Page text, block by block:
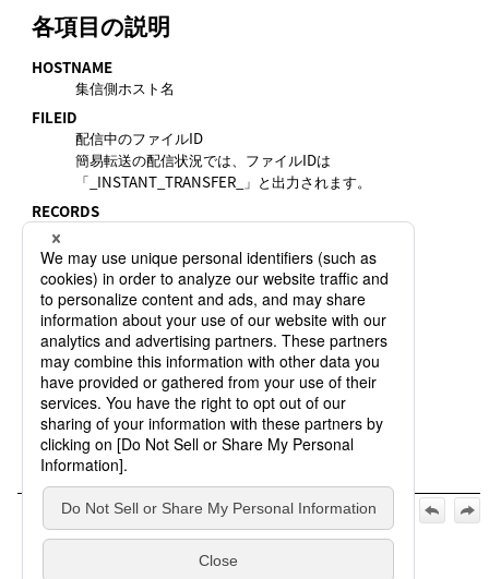
各項目の説明
HOSTNAME
集信側ホスト名
FILEID
配信中のファイルID
簡易転送の配信状況では、ファイルIDは
「_INSTANT_TRANSFER_」と出力されます。
RECORDS
BYTE
現在までに配信済みのデータサイズ
PID
プロセスID
FILENAME
配信ファイルのファイル名
TRID
配信の転送識別子
【公式】HULFT10 for Linux/AIX オペレーション マニュアル
_2026年5月1日_第2版発行:
5.4 転送制御